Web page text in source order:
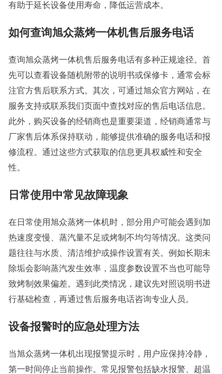
有助于延长设备使用寿命，降低运营成本。
如何查询旭众蒸烤一体机售后服务电话
查询旭众蒸烤一体机售后服务电话有多种正规途径。首
先可以查看设备随机附带的说明书或保修卡，通常会标
注官方售后联系方式。其次，可通过旭众官方网站，在
服务支持或联系我们页面中查找对应的售后电话信息。
此外，购买设备的经销商也是重要渠道，经销商通常与
厂家售后体系保持联动，能够提供准确的服务电话和报
修流程。通过这些方式获取的信息更具权威性和安全
性。
日常使用中常见故障现象
在日常使用旭众蒸烤一体机时，部分用户可能会遇到加
热速度变慢、蒸汽量不足或烤制不均匀等情况。这类问
题往往与水质、清洁维护或操作设置有关。例如长期未
除垢会影响蒸汽发生效率，温度参数设置不当也可能导
致烤制效果偏差。遇到此类情况，建议先对照说明书进
行基础检查，再通过售后服务电话咨询专业人员。
设备报警时的应急处理方法
当旭众蒸烤一体机出现报警提示时，用户应保持冷静，
第一时间停止当前操作。常见报警包括缺水报警、超温